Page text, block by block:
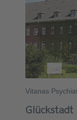
Vitanas
Glückstadt